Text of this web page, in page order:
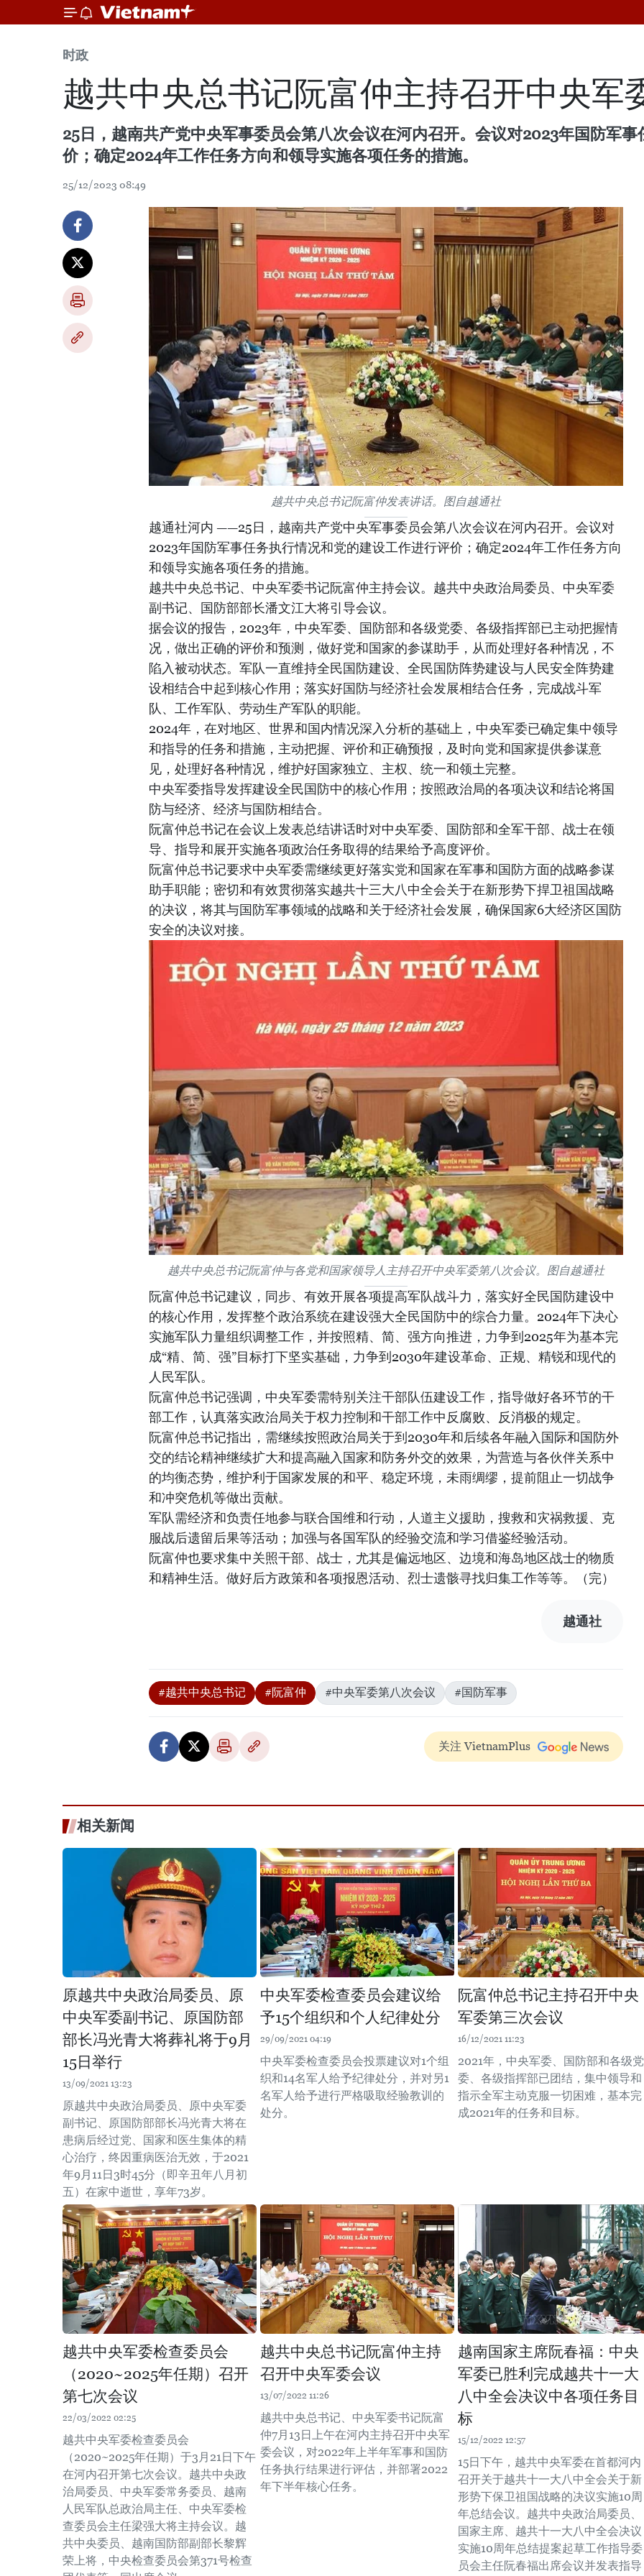
时政
越共中央总书记阮富仲主持召开中央军
25日，越南共产党中央军事委员会第八次会议在河内召开。会议对2023年国防军
价；确定2024年工作任务方向和领导实施各项任务的措施。
25/12/2023 08:49
越共中央总书记阮富仲发表讲话。图自越通社
越通社河内 ——25日，越南共产党中央军事委员会第八次会议在河内召开。会议对
2023年国防军事任务执行情况和党的建设工作进行评价；确定2024年工作任务方向
和领导实施各项任务的措施。
越共中央总书记、中央军委书记阮富仲主持会议。越共中央政治局委员、中央军委
副书记、国防部部长潘文江大将引导会议。
据会议的报告，2023年，中央军委、国防部和各级党委、各级指挥部已主动把握情
况，做出正确的评价和预测，做好党和国家的参谋助手，从而处理好各种情况，不
陷入被动状态。军队一直维持全民国防建设、全民国防阵势建设与人民安全阵势建
设相结合中起到核心作用；落实好国防与经济社会发展相结合任务，完成战斗军
队、工作军队、劳动生产军队的职能。
2024年，在对地区、世界和国内情况深入分析的基础上，中央军委已确定集中领导
和指导的任务和措施，主动把握、评价和正确预报，及时向党和国家提供参谋意
见，处理好各种情况，维护好国家独立、主权、统一和领土完整。
中央军委指导发挥建设全民国防中的核心作用；按照政治局的各项决议和结论将国
防与经济、经济与国防相结合。
阮富仲总书记在会议上发表总结讲话时对中央军委、国防部和全军干部、战士在领
导、指导和展开实施各项政治任务取得的结果给予高度评价。
阮富仲总书记要求中央军委需继续更好落实党和国家在军事和国防方面的战略参谋
助手职能；密切和有效贯彻落实越共十三大八中全会关于在新形势下捍卫祖国战略
的决议，将其与国防军事领域的战略和关于经济社会发展，确保国家6大经济区国防
安全的决议对接。
越共中央总书记阮富仲与各党和国家领导人主持召开中央军委第八次会议。图自越通社
阮富仲总书记建议，同步、有效开展各项提高军队战斗力，落实好全民国防建设中
的核心作用，发挥整个政治系统在建设强大全民国防中的综合力量。2024年下决心
实施军队力量组织调整工作，并按照精、简、强方向推进，力争到2025年为基本完
成“精、简、强”目标打下坚实基础，力争到2030年建设革命、正规、精锐和现代的
人民军队。
阮富仲总书记强调，中央军委需特别关注干部队伍建设工作，指导做好各环节的干
部工作，认真落实政治局关于权力控制和干部工作中反腐败、反消极的规定。
阮富仲总书记指出，需继续按照政治局关于到2030年和后续各年融入国际和国防外
交的结论精神继续扩大和提高融入国家和防务外交的效果，为营造与各伙伴关系中
的均衡态势，维护利于国家发展的和平、稳定环境，未雨绸缪，提前阻止一切战争
和冲突危机等做出贡献。
军队需经济和负责任地参与联合国维和行动，人道主义援助，搜救和灾祸救援、克
服战后遗留后果等活动；加强与各国军队的经验交流和学习借鉴经验活动。
阮富仲也要求集中关照干部、战士，尤其是偏远地区、边境和海岛地区战士的物质
和精神生活。做好后方政策和各项报恩活动、烈士遗骸寻找归集工作等等。（完）
越通社
#越共中央总书记 #阮富仲 #中央军委第八次会议 #国防军事
关注 VietnamPlus
相关新闻
原越共中央政治局委员、原
中央军委副书记、原国防部
部长冯光青大将葬礼将于9月
15日举行
13/09/2021 13:23
原越共中央政治局委员、原中央军委
副书记、原国防部部长冯光青大将在
患病后经过党、国家和医生集体的精
心治疗，终因重病医治无效，于2021
年9月11日3时45分（即辛丑年八月初
五）在家中逝世，享年73岁。
中央军委检查委员会建议给
予15个组织和个人纪律处分
29/09/2021 04:19
中央军委检查委员会投票建议对1个组
织和14名军人给予纪律处分，并对另1
名军人给予进行严格吸取经验教训的
处分。
阮富仲总书记主持召开中央
军委第三次会议
16/12/2021 11:23
2021年，中央军委、国防部和各级党
委、各级指挥部已团结，集中领导和
指示全军主动克服一切困难，基本完
成2021年的任务和目标。
越共中央军委检查委员会
（2020~2025年任期）召开
第七次会议
22/03/2022 02:25
越共中央军委检查委员会
（2020~2025年任期）于3月21日下午
在河内召开第七次会议。越共中央政
治局委员、中央军委常务委员、越南
人民军队总政治局主任、中央军委检
查委员会主任梁强大将主持会议。越
共中央委员、越南国防部副部长黎辉
荣上将，中央检查委员会第371号检查
越共中央总书记阮富仲主持
召开中央军委会议
13/07/2022 11:26
越共中央总书记、中央军委书记阮富
仲7月13日上午在河内主持召开中央军
委会议，对2022年上半年军事和国防
任务执行结果进行评估，并部署2022
年下半年核心任务。
越南国家主席阮春福：中央
军委已胜利完成越共十一大
八中全会决议中各项任务目
标
15/12/2022 12:57
15日下午，越共中央军委在首都河内
召开关于越共十一大八中全会关于新
形势下保卫祖国战略的决议实施10周
年总结会议。越共中央政治局委员、
国家主席、越共十一大八中全会决议
实施10周年总结提案起草工作指导委
员会主任阮春福出席会议并发表指导